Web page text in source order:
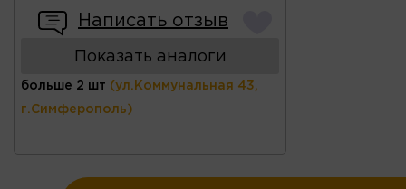
Написать отзыв
Показать аналоги
больше 2 шт (ул.Коммунальная 43,
г.Симферополь)